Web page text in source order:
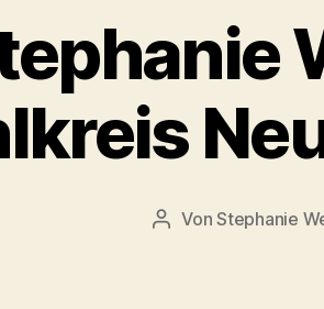
Beitragsautor
VonStephanie